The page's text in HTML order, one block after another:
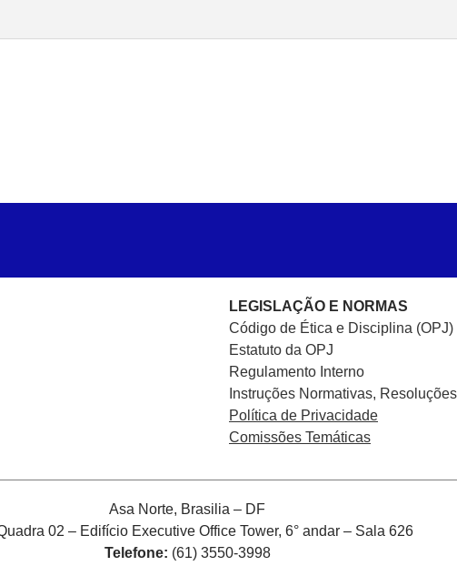
LEGISLAÇÃO E NORMAS
Código de Ética e Disciplina (OPJ)
Estatuto da OPJ
Regulamento Interno
Instruções Normativas,
Política de Privacidade
Comissões Temáticas
Asa Norte, Brasilia – DF
02 – Edifício Executive Office Tower, 6° andar – Sala 626
Telefone: (61) 3550-3998